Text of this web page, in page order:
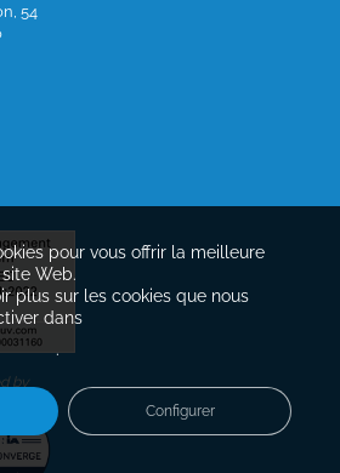
54
by
pour vous offrir la meilleure
Web.
plus sur les cookies que nous
dans
.
Configurer